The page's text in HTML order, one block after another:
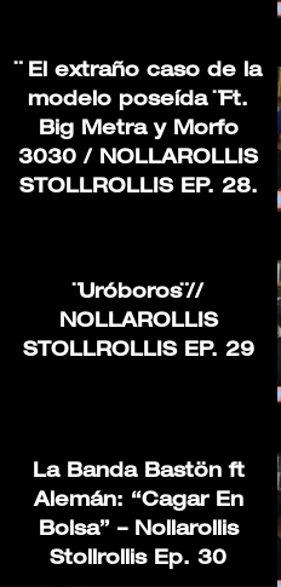
¨ El extraño caso de la
modelo poseída ¨Ft.
Big Metra y Morfo
3030 / NOLLAROLLIS
STOLLROLLIS EP. 28.
¨Uróboros¨//
NOLLAROLLIS
STOLLROLLIS EP. 29
La Banda Bastön ft
Alemán: “Cagar En
Bolsa” – Nollarollis
Stollrollis Ep. 30